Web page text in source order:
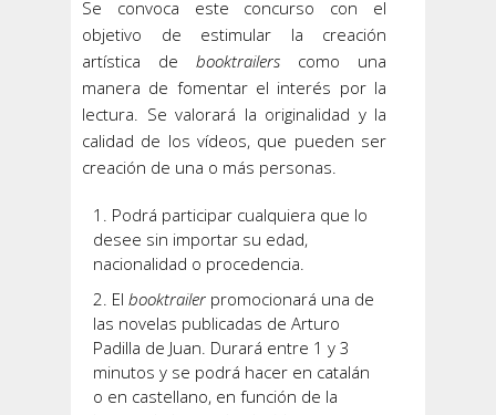
Se convoca este concurso con el
objetivo de estimular la creación
artística de booktrailers como una
manera de fomentar el interés por la
lectura. Se valorará la originalidad y la
calidad de los vídeos, que pueden ser
creación de una o más personas.
Podrá participar cualquiera que lo
desee sin importar su edad,
nacionalidad o procedencia.
El booktrailer promocionará una de
las novelas publicadas de Arturo
Padilla de Juan. Durará entre 1 y 3
minutos y se podrá hacer en catalán
o en castellano, en función de la